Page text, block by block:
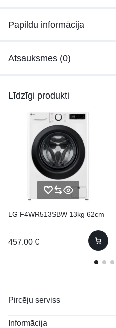
Papildu informācija
Atsauksmes (0)
Līdzīgi produkti
LG F4WR513SBW 13kg 62cm
457.00 €
Pircēju serviss
Informācija